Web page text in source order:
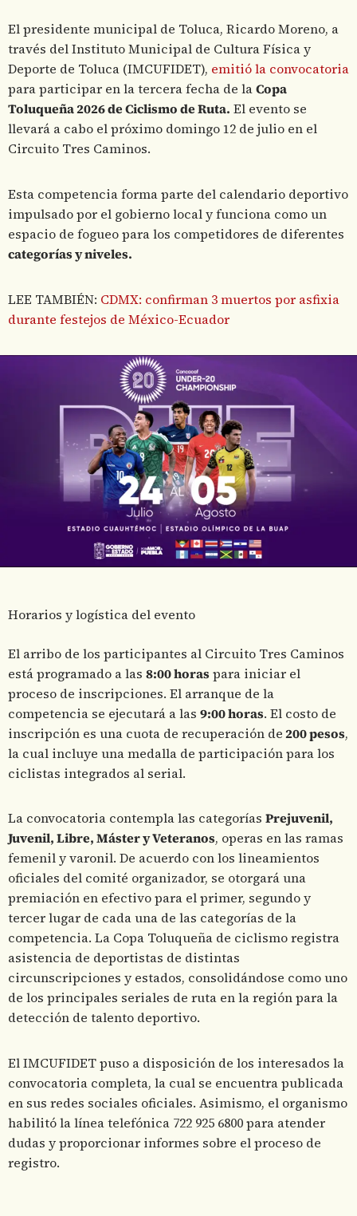
El presidente municipal de Toluca, Ricardo Moreno, a
través del Instituto Municipal de Cultura Física y
Deporte de Toluca (IMCUFIDET), emitió la convocatoria
para participar en la tercera fecha de laCopa
Toluqueña 2026 de Ciclismo de Ruta. El evento se
llevará a cabo el próximo domingo 12 de julio en el
Circuito Tres Caminos.
Esta competencia forma parte del calendario deportivo
impulsado por el gobierno local y funciona como un
espacio de fogueo para los competidores de diferentes
categorías y niveles.
LEE TAMBIÉN: CDMX: confirman 3 muertos por asfixia
durante festejos de México-Ecuador
Horarios y logística del evento
El arribo de los participantes al Circuito Tres Caminos
está programado a las 8:00 horaspara iniciar el
proceso de inscripciones. El arranque de la
competencia se ejecutará a las 9:00 horas. El costo de
inscripción es una cuota de recuperación de200 pesos,
la cual incluye una medalla de participación para los
ciclistas integrados al serial.
La convocatoria contempla las categorías Prejuvenil,
Juvenil, Libre, Máster y Veteranos, operas en las ramas
femenil y varonil. De acuerdo con los lineamientos
oficiales del comité organizador, se otorgará una
premiación en efectivo para el primer, segundo y
tercer lugar de cada una de las categorías de la
competencia. La Copa Toluqueña de ciclismo registra
asistencia de deportistas de distintas
circunscripciones y estados, consolidándose como uno
de los principales seriales de ruta en la región para la
detección de talento deportivo.
El IMCUFIDET puso a disposición de los interesados la
convocatoria completa, la cual se encuentra publicada
en sus redes sociales oficiales. Asimismo, el organismo
habilitó la línea telefónica 722 925 6800 para atender
dudas y proporcionar informes sobre el proceso de
registro.